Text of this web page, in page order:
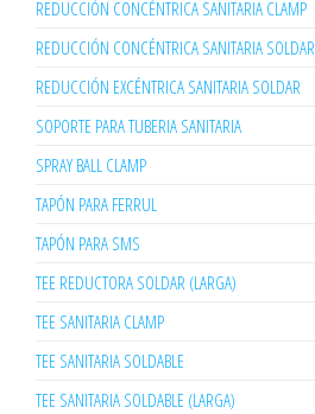
REDUCCIÓN CONCÉNTRICA SANITARIA CLAMP
REDUCCIÓN CONCÉNTRICA SANITARIA SOLDAR
REDUCCIÓN EXCÉNTRICA SANITARIA SOLDAR
SOPORTE PARA TUBERIA SANITARIA
SPRAY BALL CLAMP
TAPÓN PARA FERRUL
TAPÓN PARA SMS
TEE REDUCTORA SOLDAR (LARGA)
TEE SANITARIA CLAMP
TEE SANITARIA SOLDABLE
TEE SANITARIA SOLDABLE (LARGA)